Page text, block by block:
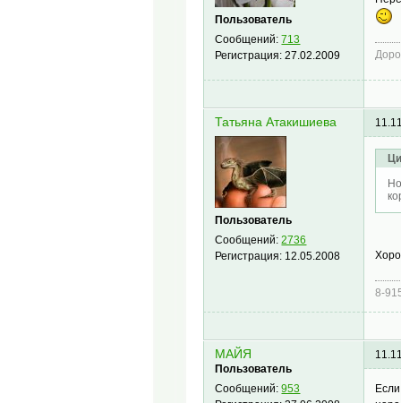
Пользователь
Сообщений:713
Регистрация:27.02.2009
Татьяна Атакишиева
Пользователь
Сообщений:2736
Регистрация: 12.05.2008
8-
МАЙЯ
Пользователь
Сообщений:953